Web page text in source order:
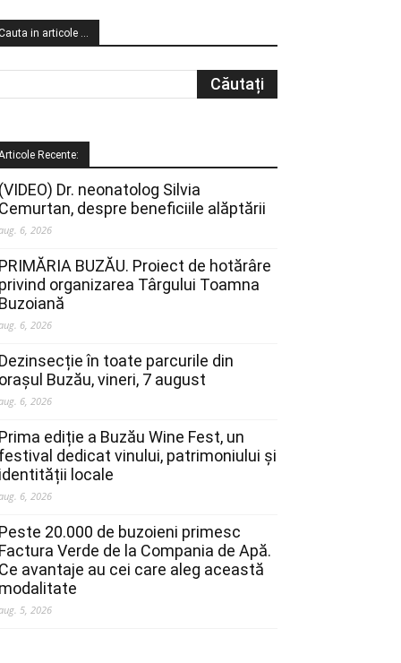
in articole …
Recente:
Dr. neonatolog Silvia
despre beneficiile alăptării
6, 2026
BUZĂU. Proiect de hotărâre
organizarea Târgului Toamna
6, 2026
în toate parcurile din
Buzău, vineri, 7 august
6, 2026
ediție a Buzău Wine Fest, un
dedicat vinului, patrimoniului și
locale
6, 2026
20.000 de buzoieni primesc
Verde de la Compania de Apă.
avantaje au cei care aleg această
5, 2026